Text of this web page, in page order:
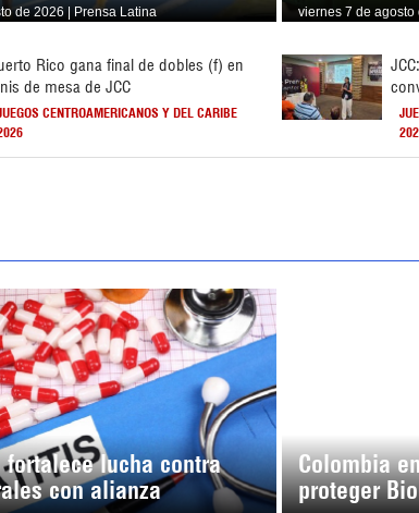
de 2026 | Prensa Latina viernes 7 de agosto
Rico gana final de dobles (f) en
de mesa de JCC
CENTROAMERICANOS Y DEL CARIBE
fortalece lucha contra
con alianza
Colombia
proteger